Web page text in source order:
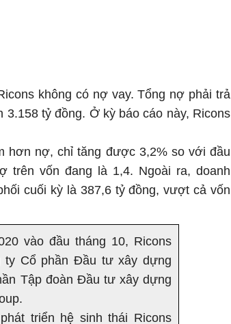
không có nợ vay. Tổng nợ phải trả
tỷ đồng. Ở kỳ báo cáo này, Ricons
hơn nợ, chỉ tăng được 3,2% so với đầu
trên vốn đang là 1,4. Ngoài ra, doanh
cuối kỳ là 387,6 tỷ đồng, vượt cả vốn
vào đầu tháng 10, Ricons
Cổ phần Đầu tư xây dựng
Tập đoàn Đầu tư xây dựng
triển hệ sinh thái Ricons